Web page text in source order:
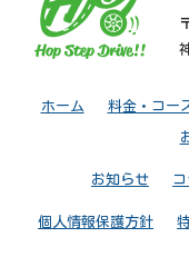
ホーム 料金・コー
お知らせ
個人情報保護方針